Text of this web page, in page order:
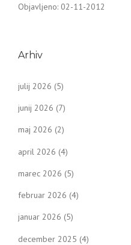
Objavljeno: 02-11-2012
Arhiv
julij 2026 (5)
junij 2026 (7)
maj 2026 (2)
april 2026 (4)
marec 2026 (5)
februar 2026 (4)
januar 2026 (5)
december 2025 (4)